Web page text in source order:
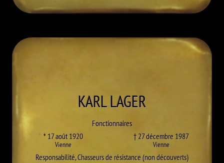
KARLLAGER
Fonctionnaires
* 17 août 1920
Vienne
† 27 décembre 1987
Vienne
Responsabilité,Chasseurs de résistance (non découverts)